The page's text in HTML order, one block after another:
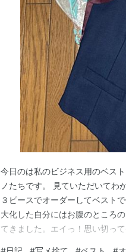
今日のは私のビジネス用のベス
ノたちです。 見ていただいてわ
３ピースでオーダーしてベスト
大化した自分にはお腹のところ
てきました。エイっ！思い切っ